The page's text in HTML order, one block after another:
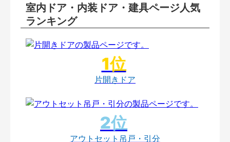
室内ドア・内装ドア・建具ページ人気
ランキング
片開きドア
アウトセット吊戸・引分